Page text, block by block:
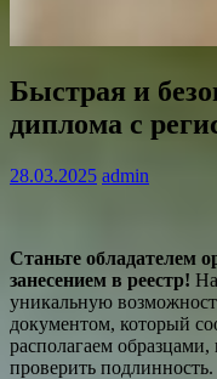
Быстрая и
диплома с
28.03.2025 admin
Станьте обладателем
занесением в реестр!
уникальную
документом, который
располагаем
проверить подлинность.